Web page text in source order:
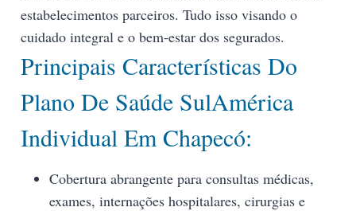
estabelecimentos parceiros. Tudo isso visando o
cuidado integral e o bem-estar dos segurados.
Principais Características Do
Plano De Saúde SulAmérica
Individual Em Chapecó:
Cobertura abrangente para consultas médicas,
exames, internações hospitalares, cirurgias e